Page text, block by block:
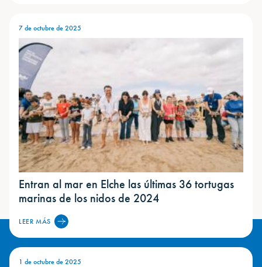
7 de octubre de 2025
Entran al mar en Elche las últimas 36 tortugas
marinas de los nidos de 2024
LEER MÁS
1 de octubre de 2025